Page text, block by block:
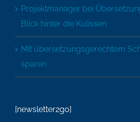
Projektmanager bei
Blick hinter die Kulissen
Mit übersetzungsgerechtem
sparen
[newsletter2go]